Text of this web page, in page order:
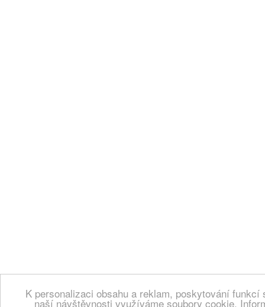
K personalizaci obsahu a reklam, poskytování
naší návštěvnosti využíváme soubory cookie.